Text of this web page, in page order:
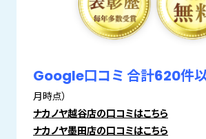
Google口コミ 合計620件以
月時点）
ナカノヤ越谷店の口コミはこちら
ナカノヤ墨田店の口コミはこちら